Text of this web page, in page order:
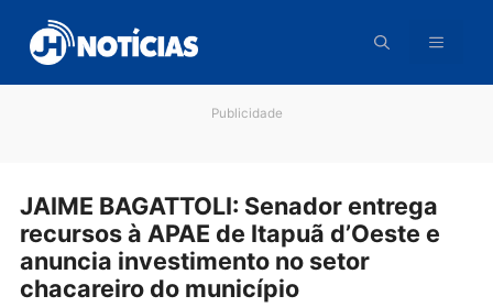
para
conteúdo
JAIME BAGATTOLI: Senador entrega
recursos à APAE de Itapuã d’Oeste e
anuncia investimento no setor